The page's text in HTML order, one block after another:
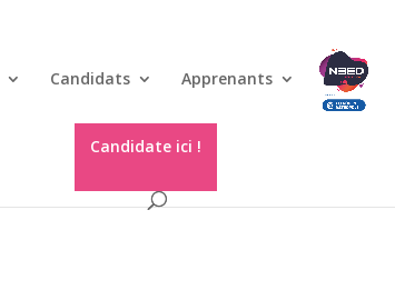
Candidats Apprenants
Candidate ici !